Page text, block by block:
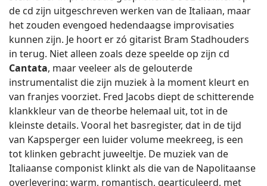
de cd zijn uitgeschreven werken van de Italiaan, maar
het zouden evengoed hedendaagse improvisaties
kunnen zijn. Je hoort er zó gitarist Bram Stadhouders
in terug. Niet alleen zoals deze speelde op zijn cd
Cantata, maar veeleer als de gelouterde
instrumentalist die zijn muziek à la moment kleurt en
van franjes voorziet. Fred Jacobs diept de schitterende
klankkleur van de theorbe helemaal uit, tot in de
kleinste details. Vooral het basregister, dat in de tijd
van Kapsperger een luider volume meekreeg, is een
tot klinken gebracht juweeltje. De muziek van de
Italiaanse componist klinkt als die van de Napolitaanse
overlevering: warm, romantisch, gearticuleerd, met